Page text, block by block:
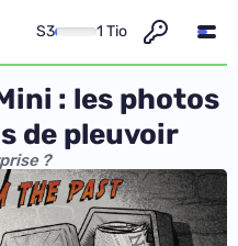
S3 1 Tio
: les photos
de pleuvoir
?